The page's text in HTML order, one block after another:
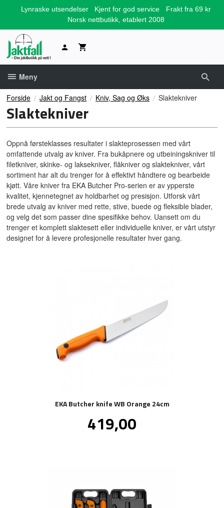
Lynraske utsendelser Kjent for god service
Frakt fra 69 kr
Norsk nettbutikk, etablert 2008
Meny
Forside Jakt og Fangst Kniv, Sag og Øks Slaktekniver
Slaktekniver
Oppnå førsteklasses resultater i slakteprosessen med vårt
omfattende utvalg av kniver. Fra bukåpnere og utbeiningskniver til
filetkniver, skinke- og laksekniver, flåkniver og slaktekniver, vårt
sortiment har alt du trenger for å effektivt håndtere og bearbeide
kjøtt. Våre kniver fra EKA Butcher Pro-serien er av ypperste
kvalitet, kjennetegnet av holdbarhet og presisjon. Utforsk vårt
brede utvalg av kniver med rette, stive, buede og fleksible blader,
og velg det som passer dine spesifikke behov. Uansett om du
trenger et komplett slaktesett eller individuelle kniver, er vårt utstyr
designet for å levere profesjonelle resultater hver gang.
EKA Butcher knife WB Orange 24cm
Pris
419,00